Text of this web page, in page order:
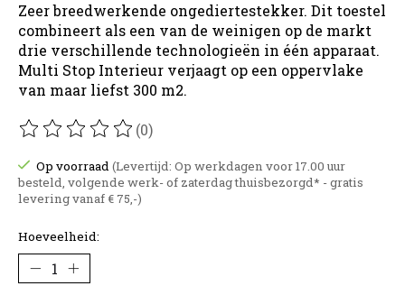
Zeer breedwerkende ongediertestekker. Dit toestel
combineert als een van de weinigen op de markt
drie verschillende technologieën in één apparaat.
Multi Stop Interieur verjaagt op een oppervlake
van maar liefst 300 m2.
De beoordeling van dit product is
(0)
Op voorraad (Levertijd: Op werkdagen voor 17.00 uur
besteld, volgende werk- of zaterdag thuisbezorgd* - gratis
levering vanaf € 75,-)
Hoeveelheid: